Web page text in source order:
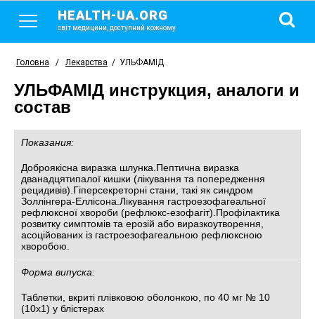
HEALTH-UA.ORG
світ медицини, доступний кожному
Головна / Лекарства / УЛЬФАМІД
УЛЬФАМІД инструкция, аналоги и
состав
Показания:
Доброякісна виразка шлунка.Пептична виразка
дванадцятипалої кишки (лікування та попередження
рецидивів).Гіперсекреторні стани, такі як синдром
Золлінгера-Еллісона.Лікування гастроезофагеальної
рефлюксної хвороби (рефлюкс-езофагіт).Профілактика
розвитку симптомів та ерозій або виразкоутворення,
асоційованих із гастроезофагеальною рефлюксною
хворобою.
Форма випуска:
Таблетки, вкриті плівковою оболонкою, по 40 мг № 10
(10х1) у блістерах